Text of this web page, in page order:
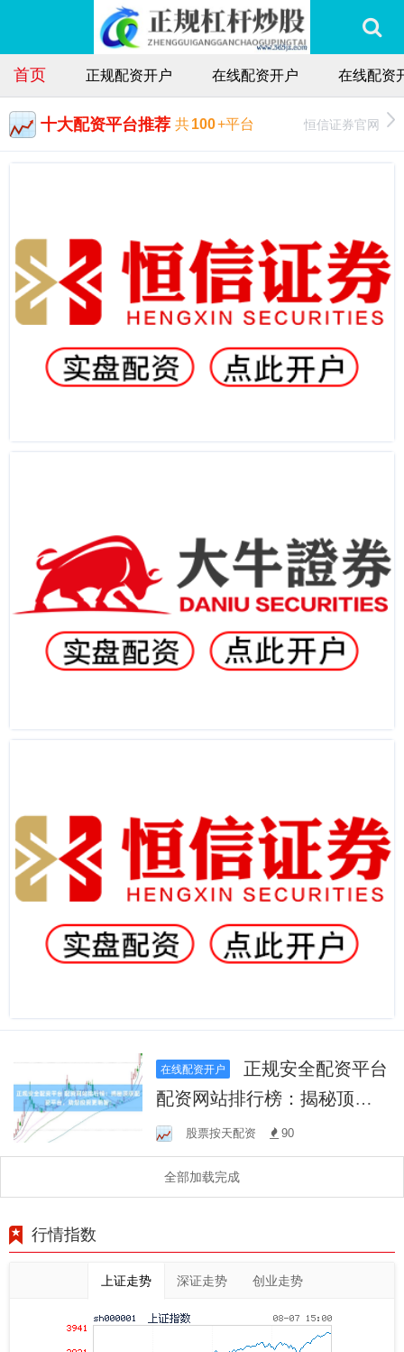
首页 正规配资开户 在线配资开户 在线配资
十大配资平台推荐 共100+平台 恒信证券官网
在线配资开户
配资网站排行榜：揭秘顶级
配资平台，助您投资更明
智！
股票按天配资 90
全部加载完成
行情指数
上证走势 深证走势 创业走势